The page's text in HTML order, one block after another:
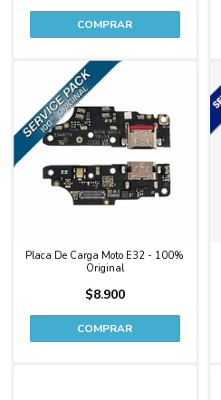
Placa De Carga Moto E32 - 100%
Original
$8.900